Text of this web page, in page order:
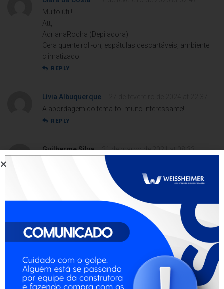
Muito útil!
Att,
AdrianaRocha (Depiladora)
Cera quente roll-on, espátulas descartáveis, ambiente
climatizado
REPLY
Lívia Albuquerque
A abordagem do tema foi muito interessante!
REPLY
Guilherme Silva
21 de março de 2021 at 08:33
Monique Alves (Influencer)
Ring light 24″, celular Xiaomi 13 Pro, Instagram
17 de abril de 2021 at 10:02
Post maravilhoso!
REPLY